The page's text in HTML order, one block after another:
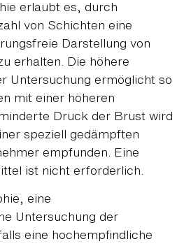
erlaubt es, durch
von Schichten eine
Darstellung von
erhalten. Die höhere
Untersuchung ermöglicht so
mit einer höheren
Druck der Brust wird
speziell gedämpften
empfunden. Eine
ist nicht erforderlich.
eine
Untersuchung der
eine hochempfindliche